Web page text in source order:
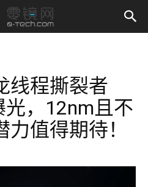
线程撕裂者
，12nm且不
值得期待！